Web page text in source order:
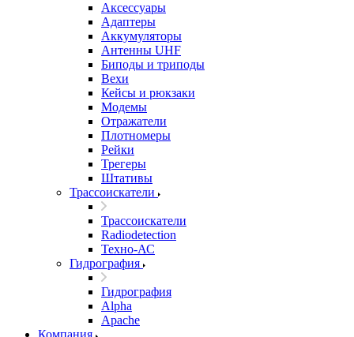
Аксессуары
Адаптеры
Аккумуляторы
Антенны UHF
Биподы и триподы
Вехи
Кейсы и рюкзаки
Модемы
Отражатели
Плотномеры
Рейки
Трегеры
Штативы
Трассоискатели
Трассоискатели
Radiodetection
Техно-АС
Гидрография
Гидрография
Alpha
Apache
Компания